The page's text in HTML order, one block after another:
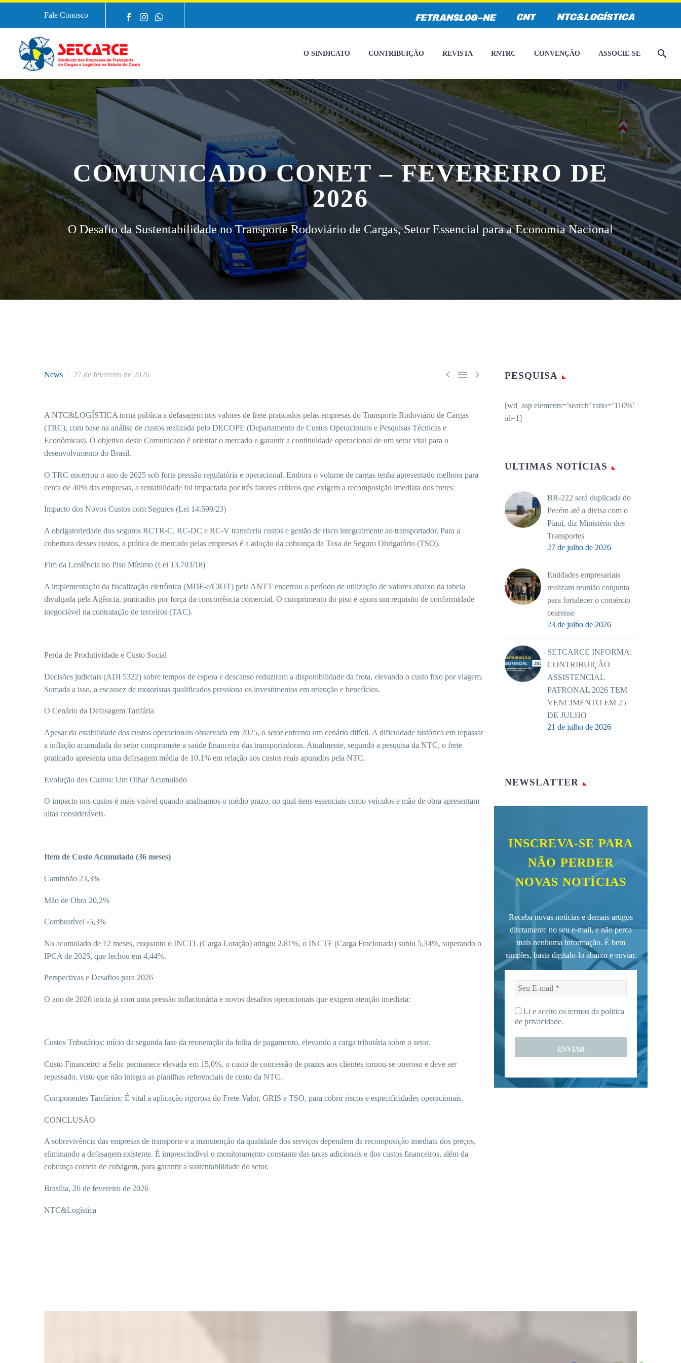
Fale Conosco
O SINDICATO CONTRIBUIÇÃO REVISTA RNTRC CONVENÇÃO ASSOCIE-SE
COMUNICADO CONET – FEVEREIRO DE
2026
O Desafio da Sustentabilidade no Transporte Rodoviário de Cargas, Setor Essencial para a Economia Nacional
  
News 27 de fevereiro de 2026
A NTC&LOGÍSTICA torna pública a defasagem nos valores de frete praticados pelas empresas do Transporte Rodoviário de Cargas
(TRC), com base na análise de custos realizada pelo DECOPE (Departamento de Custos Operacionais e Pesquisas Técnicas e
Econômicas). O objetivo deste Comunicado é orientar o mercado e garantir a continuidade operacional de um setor vital para o
desenvolvimento do Brasil.
O TRC encerrou o ano de 2025 sob forte pressão regulatória e operacional. Embora o volume de cargas tenha apresentado melhora para
cerca de 40% das empresas, a rentabilidade foi impactada por três fatores críticos que exigem a recomposição imediata dos fretes:
Impacto dos Novos Custos com Seguros (Lei 14.599/23)
A obrigatoriedade dos seguros RCTR-C, RC-DC e RC-V transferiu custos e gestão de risco integralmente ao transportador. Para a
cobertura desses custos, a prática de mercado pelas empresas é a adoção da cobrança da Taxa de Seguro Obrigatório (TSO).
Fim da Leniência no Piso Mínimo (Lei 13.703/18)
A implementação da fiscalização eletrônica (MDF-e/CIOT) pela ANTT encerrou o período de utilização de valores abaixo da tabela
divulgada pela Agência, praticados por força da concorrência comercial. O cumprimento do piso é agora um requisito de conformidade
inegociável na contratação de terceiros (TAC).
Perda de Produtividade e Custo Social
Decisões judiciais (ADI 5322) sobre tempos de espera e descanso reduziram a disponibilidade da frota, elevando o custo fixo por viagem.
Somada a isso, a escassez de motoristas qualificados pressiona os investimentos em retenção e benefícios.
O Cenário da Defasagem Tarifária
Apesar da estabilidade dos custos operacionais observada em 2025, o setor enfrenta um cenário difícil. A dificuldade histórica em repassar
a inflação acumulada do setor compromete a saúde financeira das transportadoras. Atualmente, segundo a pesquisa da NTC, o frete
praticado apresenta uma defasagem média de 10,1% em relação aos custos reais apurados pela NTC.
Evolução dos Custos: Um Olhar Acumulado
O impacto nos custos é mais visível quando analisamos o médio prazo, no qual itens essenciais como veículos e mão de obra apresentam
altas consideráveis.
Item de Custo Acumulado (36 meses)
Caminhão 23,3%
Mão de Obra 20,2%
Combustível -5,3%
No acumulado de 12 meses, enquanto o INCTL (Carga Lotação) atingiu 2,81%, o INCTF (Carga Fracionada) subiu 5,34%, superando o
IPCA de 2025, que fechou em 4,44%.
Perspectivas e Desafios para 2026
O ano de 2026 inicia já com uma pressão inflacionária e novos desafios operacionais que exigem atenção imediata:
Custos Tributários: início da segunda fase da reoneração da folha de pagamento, elevando a carga tributária sobre o setor.
Custo Financeiro: a Selic permanece elevada em 15,0%, o custo de concessão de prazos aos clientes tornou-se oneroso e deve ser
repassado, visto que não integra as planilhas referenciais de custo da NTC.
Componentes Tarifários: É vital a aplicação rigorosa do Frete-Valor, GRIS e TSO, para cobrir riscos e especificidades operacionais.
CONCLUSÃO
A sobrevivência das empresas de transporte e a manutenção da qualidade dos serviços dependem da recomposição imediata dos preços,
eliminando a defasagem existente. É imprescindível o monitoramento constante das taxas adicionais e dos custos financeiros, além da
cobrança correta de cubagem, para garantir a sustentabilidade do setor.
Brasília, 26 de fevereiro de 2026
NTC&Logística
PESQUISA
[wd_asp elements=’search’ ratio=’110%’
id=1]
ULTIMAS NOTÍCIAS
BR-222 será duplicada do
Pecém até a divisa com o
Piauí, diz Ministério dos
Transportes
27 de julho de 2026
Entidades empresariais
realizam reunião conjunta
para fortalecer o comércio
cearense
23 de julho de 2026
SETCARCE INFORMA:
CONTRIBUIÇÃO
ASSISTENCIAL
PATRONAL 2026 TEM
VENCIMENTO EM 25
DE JULHO
21 de julho de 2026
NEWSLATTER
INSCREVA-SE PARA
NÃO PERDER
NOVAS NOTÍCIAS
Receba novas notícias e demais artigos
diretamente no seu e-mail, e não perca
mais nenhuma informação. É bem
simples, basta digitalo-lo abaixo e enviar.
Seu
E-
* Li e aceito os termos da politica
de privacidade.